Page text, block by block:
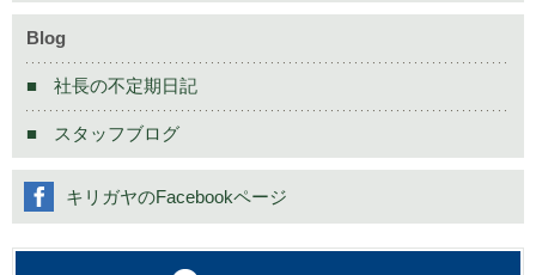
Blog
社長の不定期日記
スタッフブログ
キリガヤのFacebookページ